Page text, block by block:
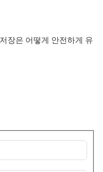
장은 어떻게 안전하게 유